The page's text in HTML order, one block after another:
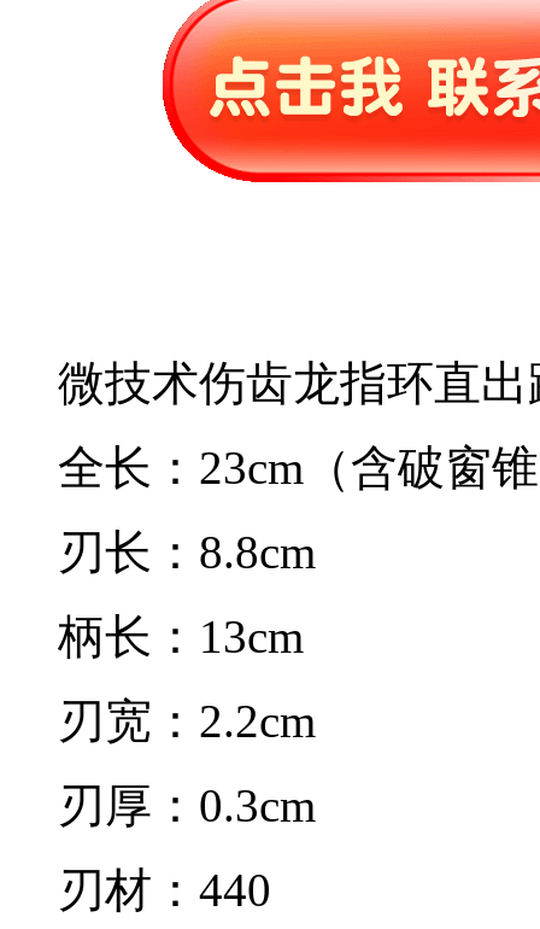
微技术伤齿龙指环直出
全长：23cm（含破窗
刃长：8.8cm
柄长：13cm
刃宽：2.2cm
刃厚：0.3cm
刃材：440